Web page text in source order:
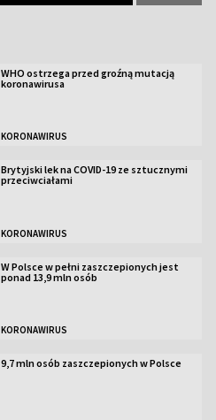
WHO ostrzega przed groźną mutacją
koronawirusa
KORONAWIRUS
Brytyjski lek na COVID-19 ze sztucznymi
przeciwciałami
KORONAWIRUS
W Polsce w pełni zaszczepionych jest
ponad 13,9 mln osób
KORONAWIRUS
9,7 mln osób zaszczepionych w Polsce